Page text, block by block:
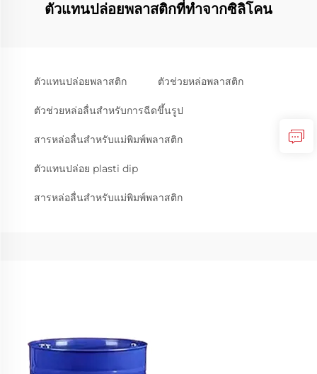
ตัวแทนปล่อยพลาสติกที่ทำจากซิลิโคน
ตัวแทนปล่อยพลาสติก ตัวช่วยหล่อพลาสติก
ตัวช่วยหล่อลื่นสำหรับการฉีดขึ้นรูป
สารหล่อลื่นสำหรับแม่พิมพ์พลาสติก
ตัวแทนปล่อย plasti dip
สารหล่อลื่นสำหรับแม่พิมพ์พลาสติก